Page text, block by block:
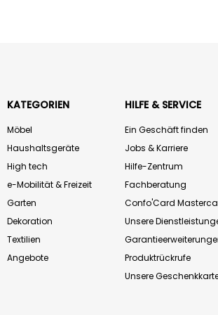
KATEGORIEN
Möbel
Haushaltsgeräte
High tech
e-Mobilität & Freizeit
Garten
Dekoration
Textilien
Angebote
HILFE & SERVICE
Ein Geschäft finden
Jobs & Karriere
Hilfe-Zentrum
Fachberatung
Confo'Card
Unsere
Produktrückrufe
Unsere